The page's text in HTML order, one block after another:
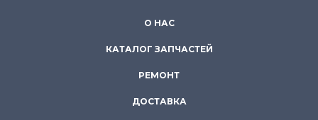
О НАС
КАТАЛОГ ЗАПЧАСТЕЙ
РЕМОНТ
ДОСТАВКА